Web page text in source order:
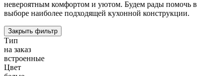
невероятным комфортом и уютом. Будем рады помочь в
выборе наиболее подходящей кухонной конструкции.
Закрыть фильтр
Тип
на заказ
встроенные
Цвет